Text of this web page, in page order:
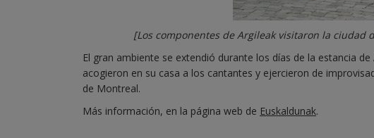
[Los componentes de Argileak visitaron la ciudad
El gran ambiente se extendió durante los días de la estancia
acogieron en su casa a los cantantes y ejercieron de
de Montreal.
Más información, en la página web de Euskaldunak.